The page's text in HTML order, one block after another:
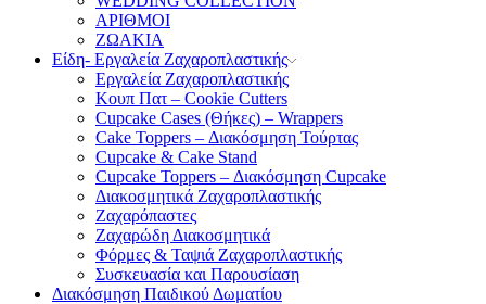
ΑΡΙΘΜΟΙ
ΖΩΑΚΙΑ
Είδη- Εργαλεία Ζαχαροπλαστικής
Εργαλεία Ζαχαροπλαστικής
Κουπ Πατ – Cookie Cutters
Cupcake Cases (Θήκες) – Wrappers
Cake Toppers – Διακόσμηση Τούρτας
Cupcake & Cake Stand
Cupcake Toppers – Διακόσμηση Cupcake
Διακοσμητικά Ζαχαροπλαστικής
Ζαχαρόπαστες
Ζαχαρώδη Διακοσμητικά
Φόρμες & Ταψιά Ζαχαροπλαστικής
Συσκευασία και Παρουσίαση
Διακόσμηση Παιδικού Δωματίου